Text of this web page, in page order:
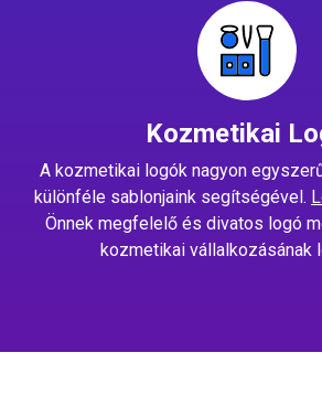
Kozmetikai
A kozmetikai logók nagyon
különféle sablonjaink segítségével.
Önnek megfelelő és divatos logó
kozmetikai vállalkozásának